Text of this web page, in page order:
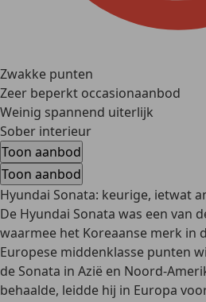
Zwakke punten
Zeer beperkt occasionaanbod
Weinig spannend uiterlijk
Sober interieur
Toon aanbod
Toon aanbod
Hyundai Sonata: keurige, ietwat
De Hyundai Sonata was een van
waarmee het Koreaanse merk in
Europese middenklasse punten
de Sonata in Azië en Noord-
behaalde, leidde hij in Europa